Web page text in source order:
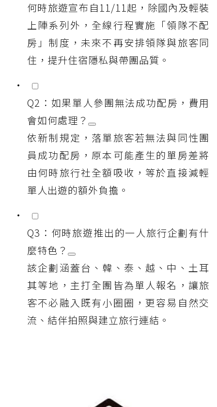
何時旅遊宣布自11/11起，除國內及輕裝
上陣系列外，全線行程實施「領隊不配
房」制度，未來不再安排領隊與旅客同
住，提升住宿隱私與帶團品質。
Q2：如果單人參團無法成功配房，費用
會如何處理？
依新制規定，落單旅客若無法與同性團
員成功配房，原本可能產生的單房差將
由何時旅行社全額吸收，等於直接減輕
單人出遊的額外負擔。
Q3：何時旅遊推出的一人旅行企劃有什
麼特色？
該企劃涵蓋台、韓、泰、越、中、土耳
其等地，主打全團皆為單人報名，讓旅
客不必融入既有小圈圈，更容易自然交
流、結伴拍照與建立旅行連結。